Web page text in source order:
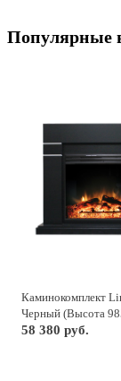
Популярные
Каминокомплект
Черный (Высота
очагом Jupiter FX
58 380 руб.